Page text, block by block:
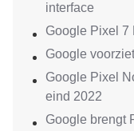
interface
Google Pixel 7
Google
Google Pixel
eind 2022
Google brengt